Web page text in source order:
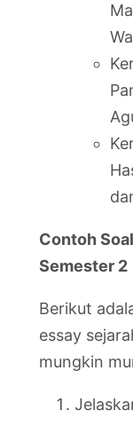
Contoh
Semester 2
Berikut
essay
mungkin